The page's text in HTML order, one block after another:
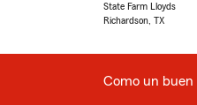
State Farm Lloyds
Richardson, TX
Como un buen